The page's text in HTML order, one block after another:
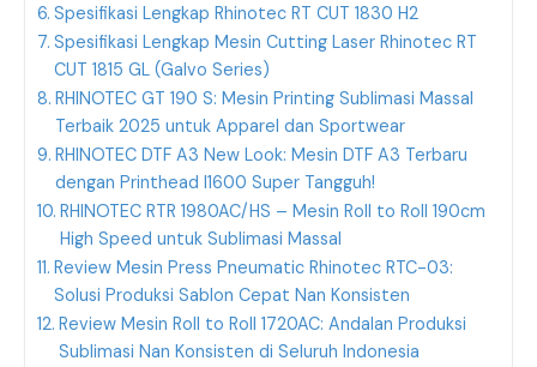
Spesifikasi Lengkap Rhinotec RT CUT 1830 H2
Spesifikasi Lengkap Mesin Cutting Laser Rhinotec RT
CUT 1815 GL (Galvo Series)
RHINOTEC GT 190 S: Mesin Printing Sublimasi Massal
Terbaik 2025 untuk Apparel dan Sportwear
RHINOTEC DTF A3 New Look: Mesin DTF A3 Terbaru
dengan Printhead I1600 Super Tangguh!
RHINOTEC RTR 1980AC/HS – Mesin Roll to Roll 190cm
High Speed untuk Sublimasi Massal
Review Mesin Press Pneumatic Rhinotec RTC-03:
Solusi Produksi Sablon Cepat Nan Konsisten
Review Mesin Roll to Roll 1720AC: Andalan Produksi
Sublimasi Nan Konsisten di Seluruh Indonesia